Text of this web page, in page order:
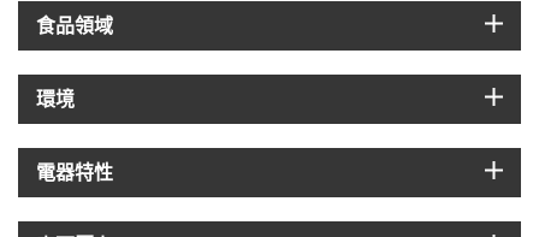
食品領域
環境
電器特性